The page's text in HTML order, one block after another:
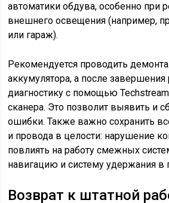
автоматики обдува, особенно при
внешнего освещения (например,
или гараж).
Рекомендуется проводить
аккумулятора, а после
диагностику с помощью
сканера. Это позволит выявить и
ошибки. Также важно сохранить
и провода в целости: нарушение
повлиять на работу смежных
навигацию и систему удержания в
Возврат к штатной